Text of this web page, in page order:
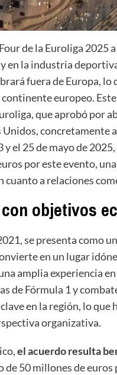
de la Euroliga 2025
en la industria
fuera de Europa,
europeo.
que aprobó por
concretamente
el 25 de mayo de
por este evento,
cuanto a relaciones
objetivos
se presenta como
en un lugar
amplia experiencia
de Fórmula 1 y
en la región, lo que
organizativa.
el acuerdo resulta
de 50 millones de